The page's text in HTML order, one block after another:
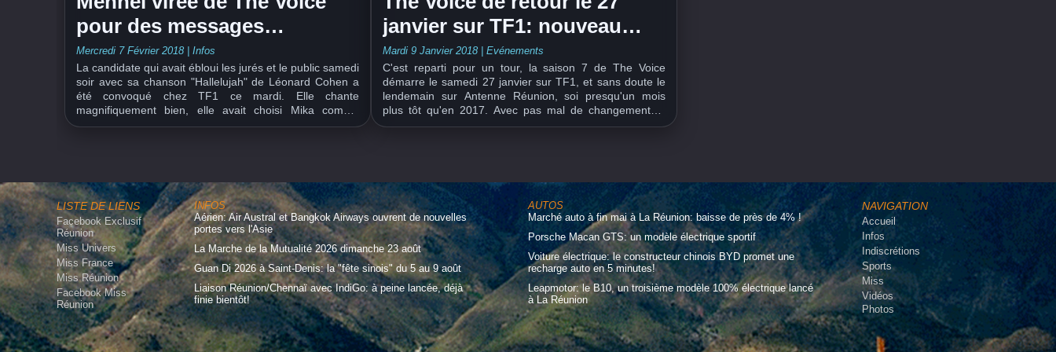
pour des messages
polémiques?
Mercredi 7 Février 2018 | Infos
La candidate qui avait ébloui les jurés et le public samedi
soir avec sa chanson "Hallelujah" de Léonard Cohen a
été convoqué chez TF1 ce mardi. Elle chante
magnifiquement bien, elle avait choisi Mika comme
coach, mais la chaîne va certainement l'exclure du
janvier sur TF1: nouveau
jury, nouvelles règles
Mardi 9 Janvier 2018 | Evénements
C'est reparti pour un tour, la saison 7 de The Voice
démarre le samedi 27 janvier sur TF1, et sans doute le
lendemain sur Antenne Réunion, soi presqu'un mois
plus tôt qu'en 2017. Avec pas mal de changements...
D'abord le jury, avec l'arrivée de Pascal Obispo qui
LISTE DE LIENS
Facebook Exclusif
Réunion
Miss Univers
Miss France
Miss Réunion
Facebook Miss
Réunion
INFOS
Aérien: Air Austral et Bangkok Airways ouvrent de nouvelles
portes vers l'Asie
La Marche de la Mutualité 2026 dimanche 23 août
Guan Di 2026 à Saint-Denis: la "fête sinois" du 5 au 9 août
Liaison Réunion/Chennaï avec IndiGo: à peine lancée, déjà
finie bientôt!
AUTOS
Marché auto à fin mai à La Réunion: baisse de près de 4% !
Porsche Macan GTS: un modèle électrique sportif
Voiture électrique: le constructeur chinois BYD promet une
recharge auto en 5 minutes!
Leapmotor: le B10, un troisième modèle 100% électrique lancé
à La Réunion
NAVIGATION
Accueil
Infos
Indiscrétions
Sports
Miss
Vidéos
Photos